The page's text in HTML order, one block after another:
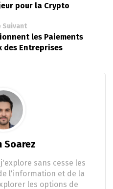
pour la Crypto
Suivant
les Paiements
Entreprises
Soarez
sans cesse les
l'information et de la
les options de